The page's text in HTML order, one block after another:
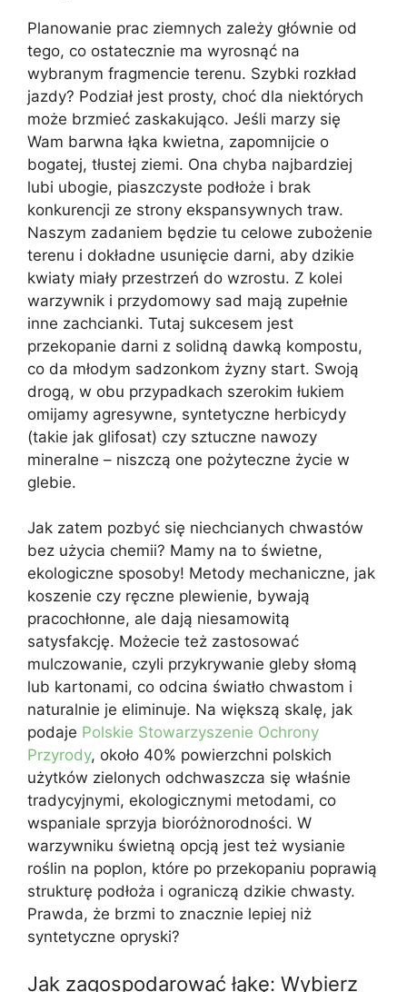
Planowanie prac ziemnych zależy głównie od
tego, co ostatecznie ma wyrosnąć na
wybranym fragmencie terenu. Szybki rozkład
jazdy? Podział jest prosty, choć dla niektórych
może brzmieć zaskakująco. Jeśli marzy się
Wam barwna łąka kwietna, zapomnijcie o
bogatej, tłustej ziemi. Ona chyba najbardziej
lubi ubogie, piaszczyste podłoże i brak
konkurencji ze strony ekspansywnych traw.
Naszym zadaniem będzie tu celowe zubożenie
terenu i dokładne usunięcie darni, aby dzikie
kwiaty miały przestrzeń do wzrostu. Z kolei
warzywnik i przydomowy sad mają zupełnie
inne zachcianki. Tutaj sukcesem jest
przekopanie darni z solidną dawką kompostu,
co da młodym sadzonkom żyzny start. Swoją
drogą, w obu przypadkach szerokim łukiem
omijamy agresywne, syntetyczne herbicydy
(takie jak glifosat) czy sztuczne nawozy
mineralne – niszczą one pożyteczne życie w
glebie.
Jak zatem pozbyć się niechcianych chwastów
bez użycia chemii? Mamy na to świetne,
ekologiczne sposoby! Metody mechaniczne, jak
koszenie czy ręczne plewienie, bywają
pracochłonne, ale dają niesamowitą
satysfakcję. Możecie też zastosować
mulczowanie, czyli przykrywanie gleby słomą
lub kartonami, co odcina światło chwastom i
naturalnie je eliminuje. Na większą skalę, jak
podaje Polskie Stowarzyszenie Ochrony
Przyrody, około 40% powierzchni polskich
użytków zielonych odchwaszcza się właśnie
tradycyjnymi, ekologicznymi metodami, co
wspaniale sprzyja bioróżnorodności. W
warzywniku świetną opcją jest też wysianie
roślin na poplon, które po przekopaniu poprawią
strukturę podłoża i ograniczą dzikie chwasty.
Prawda, że brzmi to znacznie lepiej niż
syntetyczne opryski?
Jak zagospodarować łąkę: Wybierz